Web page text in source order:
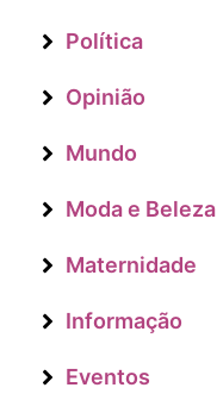
Política
Opinião
Mundo
Moda e Beleza
Maternidade
Informação
Eventos